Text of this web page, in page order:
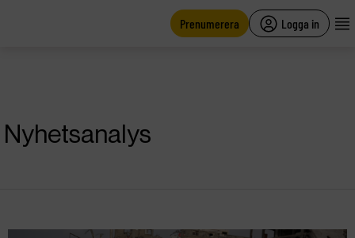
Prenumerera Logga in
Nyhetsanalys